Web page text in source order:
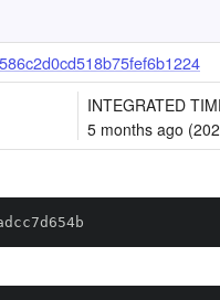
INTEGRATED
5 months ago